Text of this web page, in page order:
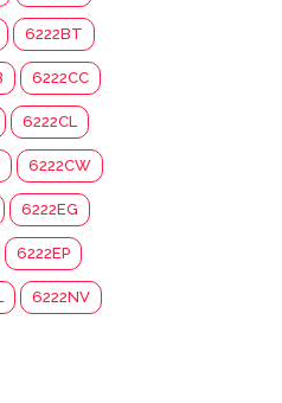
6222BT
6222CC
6222CL
6222CW
6222EG
6222EP
6222NV